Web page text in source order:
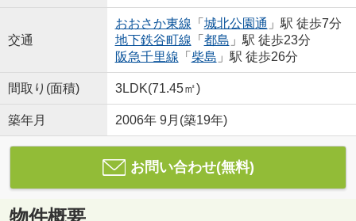
交通
おおさか東線 「 城北公園通 」駅 徒歩7分
地下鉄谷町線 「 都島 」駅 徒歩23分
阪急千里線 「 柴島 」駅 徒歩26分
間取り(面積) 3LDK(71.45㎡)
築年月 2006年 9月(築19年)
お問い合わせ(無料)
物件概要